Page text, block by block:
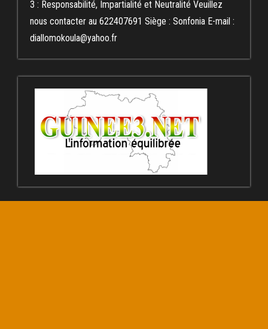
3 : Responsabilité, Impartialité et Neutralité Veuillez
nous contacter au 622407691 Siège : Sonfonia E-mail :
diallomokoula@yahoo.fr